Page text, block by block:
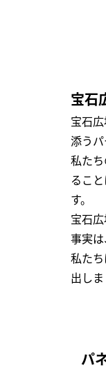
宝石
宝石
添う
私た
るこ
す。
宝石
事実
私た
出し
パ